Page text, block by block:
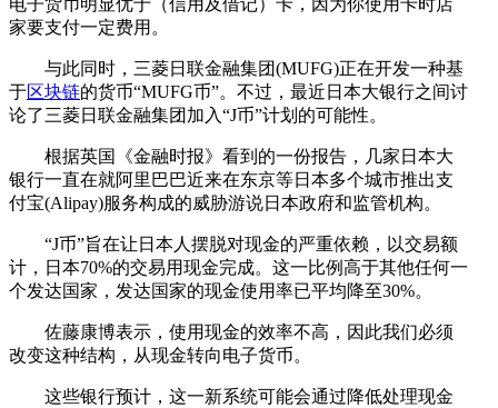
家要支付一定费用。
与此同时，三菱日联金融集团(MUFG)正在开发一种基
于区块链的货币“MUFG币”。不过，最近日本大银行之间讨
论了三菱日联金融集团加入“J币”计划的可能性。
根据英国《金融时报》看到的一份报告，几家日本大
银行一直在就阿里巴巴近来在东京等日本多个城市推出支
付宝(Alipay)服务构成的威胁游说日本政府和监管机构。
“J币”旨在让日本人摆脱对现金的严重依赖，以交易额
计，日本70%的交易用现金完成。这一比例高于其他任何一
个发达国家，发达国家的现金使用率已平均降至30%。
佐藤康博表示，使用现金的效率不高，因此我们必须
改变这种结构，从现金转向电子货币。
这些银行预计，这一新系统可能会通过降低处理现金